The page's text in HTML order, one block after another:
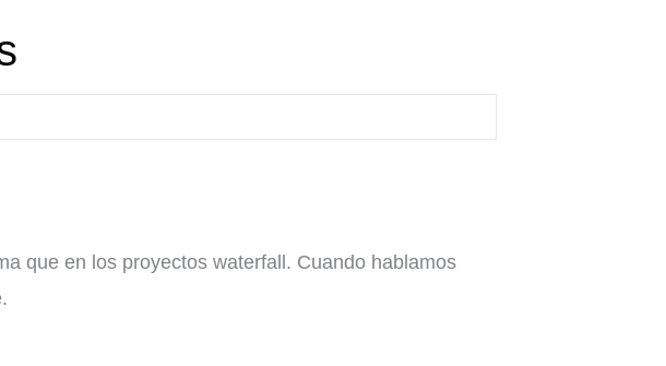
que en los proyectos waterfall. Cuando hablamos